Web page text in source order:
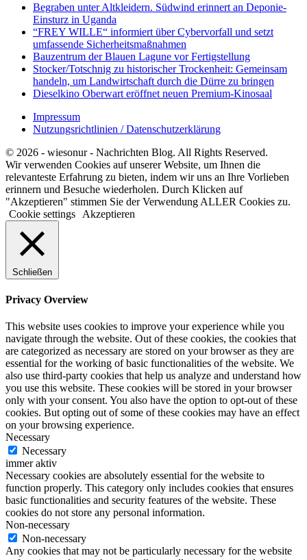
Begraben unter Altkleidern. Südwind erinnert an Deponie-
Einsturz in Uganda
“FREY WILLE“ informiert über Cybervorfall und setzt
umfassende Sicherheitsmaßnahmen
Bauzentrum der Blauen Lagune vor Fertigstellung
Stocker/Totschnig zu historischer Trockenheit: Gemeinsam
handeln, um Landwirtschaft durch die Dürre zu bringen
Dieselkino Oberwart eröffnet neuen Premium-Kinosaal
Impressum
Nutzungsrichtlinien / Datenschutzerklärung
© 2026 - wiesonur - Nachrichten Blog. All Rights Reserved.
Wir verwenden Cookies auf unserer Website, um Ihnen die
relevanteste Erfahrung zu bieten, indem wir uns an Ihre Vorlieben
erinnern und Besuche wiederholen. Durch Klicken auf
"Akzeptieren" stimmen Sie der Verwendung ALLER Cookies zu.
Cookie settings
Akzeptieren
Schließen
Privacy Overview
This website uses cookies to improve your experience while you
navigate through the website. Out of these cookies, the cookies that
are categorized as necessary are stored on your browser as they are
essential for the working of basic functionalities of the website. We
also use third-party cookies that help us analyze and understand how
you use this website. These cookies will be stored in your browser
only with your consent. You also have the option to opt-out of these
cookies. But opting out of some of these cookies may have an effect
on your browsing experience.
Necessary
Necessary
immer aktiv
Necessary cookies are absolutely essential for the website to
function properly. This category only includes cookies that ensures
basic functionalities and security features of the website. These
cookies do not store any personal information.
Non-necessary
Non-necessary
Any cookies that may not be particularly necessary for the website